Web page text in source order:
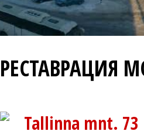
РЕСТАВРАЦИЯ
Tallinna mnt. 73